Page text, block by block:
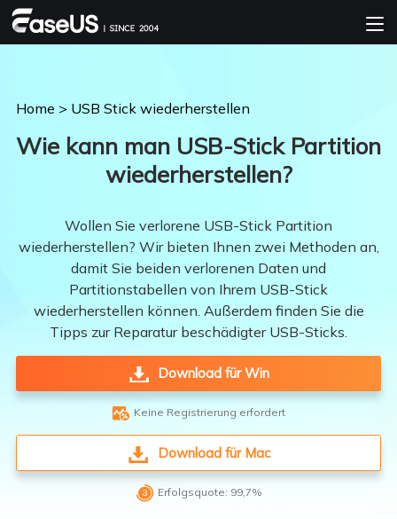
Home > USB Stick wiederherstellen
Wie kann man USB-Stick Partition
wiederherstellen?
Wollen Sie verlorene USB-Stick Partition
wiederherstellen? Wir bieten Ihnen zwei Methoden an,
damit Sie beiden verlorenen Daten und
Partitionstabellen von Ihrem USB-Stick
wiederherstellen können. Außerdem finden Sie die
Tipps zur Reparatur beschädigter USB-Sticks.
Download für Win
 Keine Registrierung erfordert
Download für Mac
 Erfolgsquote: 99,7%